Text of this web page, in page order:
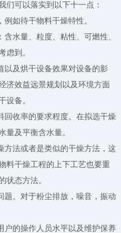
们可以落实到以下十一点：
如待干物料干燥特性。
水量、粒度、粘性、可燃性、
虑到。
以及烘干设备效果对设备的影
济效益远景规划以及环境方面
设备。
回收率的要求程度。在拟选干燥
量及平衡含水量。
方法或者是类似的干燥方法，这
料干燥工程的上下工艺也要重
状态方法。
题。对于粉尘排放，噪音，振动
户的操作人员水平以及维护保养
X